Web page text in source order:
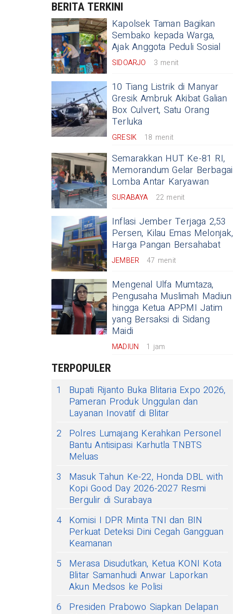
BERITA TERKINI
Kapolsek Taman Bagikan
Sembako kepada Warga,
Ajak Anggota Peduli Sosial
SIDOARJO 3 menit
10 Tiang Listrik di Manyar
Gresik Ambruk Akibat Galian
Box Culvert, Satu Orang
Terluka
GRESIK 18 menit
Semarakkan HUT Ke-81 RI,
Memorandum Gelar Berbagai
Lomba Antar Karyawan
SURABAYA 22 menit
Inflasi Jember Terjaga 2,53
Persen, Kilau Emas Melonjak,
Harga Pangan Bersahabat
JEMBER 47 menit
Mengenal Ulfa Mumtaza,
Pengusaha Muslimah Madiun
hingga Ketua APPMI Jatim
yang Bersaksi di Sidang
Maidi
MADIUN 1 jam
TERPOPULER
1
Bupati Rijanto Buka Blitaria Expo 2026,
Pameran Produk Unggulan dan
Layanan Inovatif di Blitar
2
Polres Lumajang Kerahkan Personel
Bantu Antisipasi Karhutla TNBTS
Meluas
3
Masuk Tahun Ke-22, Honda DBL with
Kopi Good Day 2026-2027 Resmi
Bergulir di Surabaya
4 Komisi I DPR Minta TNI dan BIN
Perkuat Deteksi Dini Cegah Gangguan
Keamanan
5
Merasa Disudutkan, Ketua KONI Kota
Blitar Samanhudi Anwar Laporkan
Akun Medsos ke Polisi
6
Presiden Prabowo Siapkan Delapan